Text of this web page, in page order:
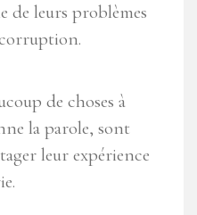
de leurs problèmes
de choses à
la parole, sont
leur expérience